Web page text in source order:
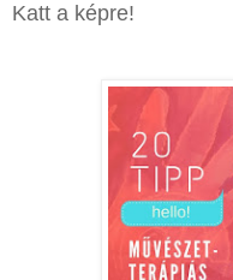
Katt a képre!